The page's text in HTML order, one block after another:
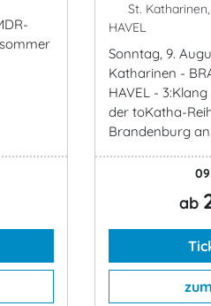
St.
HAVEL
Sonntag, 9.
Katharinen -
HAVEL -
der toKatha-
Brandenburg
ab